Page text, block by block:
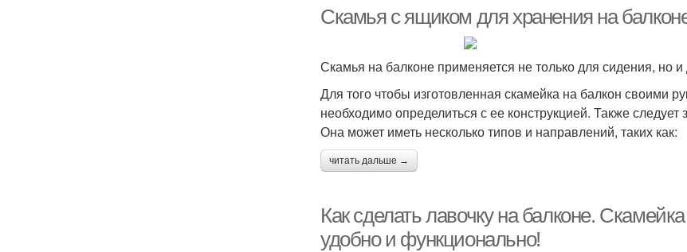
Скамья с ящиком для хранения на
Скамья на балконе применяется не только для сидения, но
Для того чтобы изготовленная скамейка на балкон своими
необходимо определиться с ее конструкцией. Также
Она может иметь несколько типов и направлений, таких как:
читать дальше →
Как сделать лавочку на балконе.
удобно и функционально!